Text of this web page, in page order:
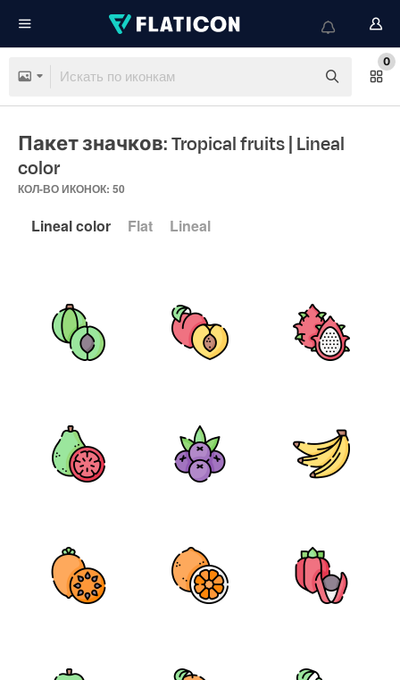
0
Пакет значков: Tropical fruits| Lineal
color
КОЛ-ВО ИКОНОК: 50
Lineal color Flat Lineal